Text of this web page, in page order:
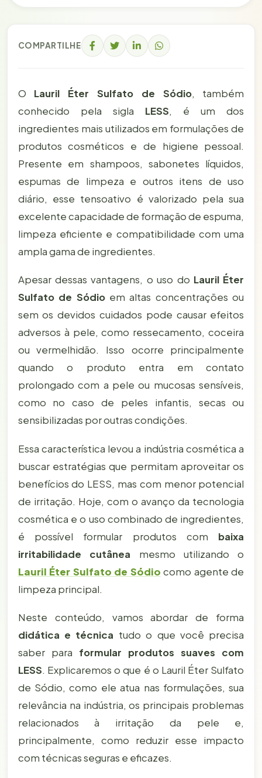
COMPARTILHE
O Lauril Éter Sulfato de Sódio, também
conhecido pela sigla LESS, é um dos
ingredientes mais utilizados em formulações de
produtos cosméticos e de higiene pessoal.
Presente em shampoos, sabonetes líquidos,
espumas de limpeza e outros itens de uso
diário, esse tensoativo é valorizado pela sua
excelente capacidade de formação de espuma,
limpeza eficiente e compatibilidade com uma
ampla gama de ingredientes.
Apesar dessas vantagens, o uso do Lauril Éter
Sulfato de Sódioem altas concentrações ou
sem os devidos cuidados pode causar efeitos
adversos à pele, como ressecamento, coceira
ou vermelhidão. Isso ocorre principalmente
quando o produto entra em contato
prolongado com a pele ou mucosas sensíveis,
como no caso de peles infantis, secas ou
sensibilizadas por outras condições.
Essa característica levou a indústria cosmética a
buscar estratégias que permitam aproveitar os
benefícios do LESS, mas com menor potencial
de irritação. Hoje, com o avanço da tecnologia
cosmética e o uso combinado de ingredientes,
é possível formular produtos com baixa
irritabilidade cutânea mesmo utilizando o
Lauril Éter Sulfato de Sódio como agente de
limpeza principal.
Neste conteúdo, vamos abordar de forma
didática e técnica tudo o que você precisa
saber para formular produtos suaves com
LESS. Explicaremos o que é o Lauril Éter Sulfato
de Sódio, como ele atua nas formulações, sua
relevância na indústria, os principais problemas
relacionados à irritação da pele e,
principalmente, como reduzir esse impacto
com técnicas seguras e eficazes.